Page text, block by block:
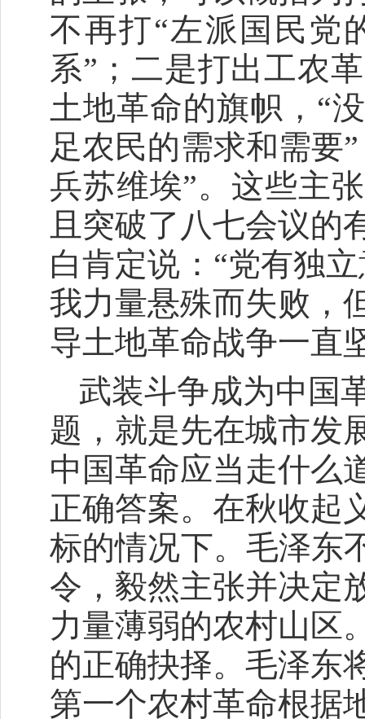
不再打“左派国民党
系”；二是打出工农
土地革命的旗帜，“
足农民的需求和需要
兵苏维埃”。这些主
且突破了八七会议的
白肯定说：“党有独
我力量悬殊而失败，
导土地革命战争一直
武装斗争成为中国
题，就是先在城市发
中国革命应当走什么
正确答案。在秋收起
标的情况下。毛泽东
令，毅然主张并决定
力量薄弱的农村山区
的正确抉择。毛泽东
第一个农村革命根据